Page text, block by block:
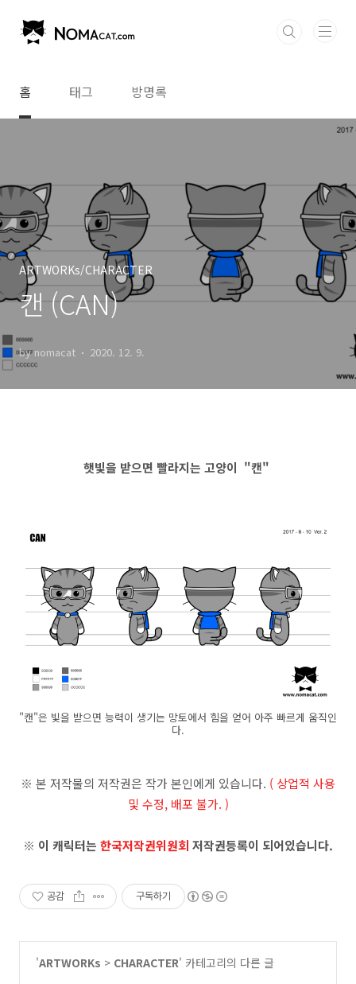
홈 태그 방명록
ARTWORKs/CHARACTER
캔 (CAN)
by nomacat 2020. 12. 9.
햇빛을 받으면 빨라지는 고양이 "캔"
"캔"은 빛을 받으면 능력이 생기는 망토에서 힘을 얻어 아주 빠르게 움직인
다.
※ 본 저작물의 저작권은 작가 본인에게 있습니다. ( 상업적 사용
및 수정, 배포 불가. )
※ 이 캐릭터는 한국저작권위원회 저작권등록이 되어있습니다.
공감 구독하기
'ARTWORKs > CHARACTER' 카테고리의 다른 글